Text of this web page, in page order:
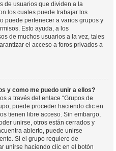
de usuarios que dividen a la
los cuales puede trabajar los
puede pertenecer a varios grupos y
Esto ayuda, a los
de muchos usuarios a la vez, tales
el acceso a foros privados a
y como me puedo unir a ellos?
a través del enlace “Grupos de
puede proceder haciendo clic en
tienen libre acceso. Sin embargo,
unirse, otros están cerrados y
abierto, puede unirse
Si el grupo requiere de
unirse haciendo clic en el botón